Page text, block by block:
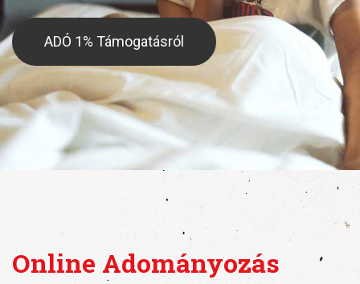
ADÓ 1% Támogatásról
Online Adományozás